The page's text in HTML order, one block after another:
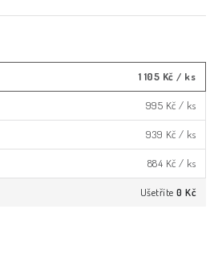
1 105 Kč / ks
995 Kč / ks
939 Kč / ks
884 Kč / ks
Ušetříte 0 Kč